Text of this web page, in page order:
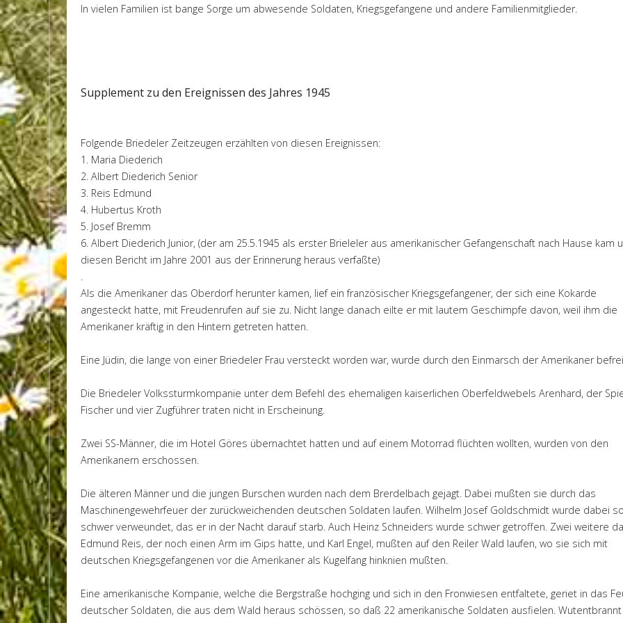
In vielen Familien ist bange Sorge um abwesende Soldaten, Kriegsgefangene und andere Familienmitglieder.
Supplement zu den Ereignissen des Jahres 1945
Folgende Briedeler Zeitzeugen erzählten von diesen Ereignissen:
1. Maria Diederich
2. Albert Diederich Senior
3. Reis Edmund
4. Hubertus Kroth
5. Josef Bremm
6. Albert Diederich Junior, (der am 25.5.1945 als erster Brieleler aus amerikanischer Gefangenschaft nach Hause kam
diesen Bericht im Jahre 2001 aus der Erinnerung heraus verfaßte)
.
Als die Amerikaner das Oberdorf herunter kamen, lief ein französischer Kriegsgefangener, der sich eine Kokarde
angesteckt hatte, mit Freudenrufen auf sie zu. Nicht lange danach eilte er mit lautem Geschimpfe davon, weil ihm die
Amerikaner kräftig in den Hintern getreten hatten.
Eine Jüdin, die lange von einer Briedeler Frau versteckt worden war, wurde durch den Einmarsch der Amerikaner
Die Briedeler Volkssturmkompanie unter dem Befehl des ehemaligen kaiserlichen Oberfeldwebels Arenhard, der
Fischer und vier Zugführer traten nicht in Erscheinung.
Zwei SS-Männer, die im Hotel Göres übernachtet hatten und auf einem Motorrad flüchten wollten, wurden von den
Amerikanern erschossen.
Die älteren Männer und die jungen Burschen wurden nach dem Brerdelbach gejagt. Dabei mußten sie durch das
Maschinengewehrfeuer der zurückweichenden deutschen Soldaten laufen. Wilhelm Josef Goldschmidt wurde dabei
schwer verweundet, das er in der Nacht darauf starb. Auch Heinz Schneiders wurde schwer getroffen. Zwei weitere
Edmund Reis, der noch einen Arm im Gips hatte, und Karl Engel, mußten auf den Reiler Wald laufen, wo sie sich mit
deutschen Kriegsgefangenen vor die Amerikaner als Kugelfang hinknien mußten.
Eine amerikanische Kompanie, welche die Bergstraße hochging und sich in den Fronwiesen entfaltete, geriet in das
deutscher Soldaten, die aus dem Wald heraus schössen, so daß 22 amerikanische Soldaten ausfielen.